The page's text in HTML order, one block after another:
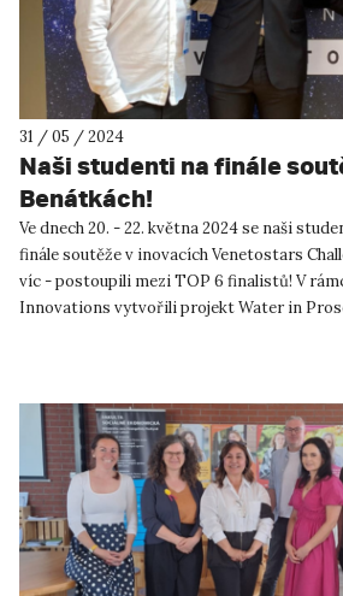
31 / 05 / 2024
Naši studenti na finále
Benátkách!
Ve dnech 20. - 22. května 2024 se naši
finále soutěže v inovacích Venetostars
víc - postoupili mezi TOP 6 finalistů! V
Innovations vytvořili projekt Water in